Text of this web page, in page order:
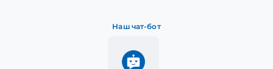
Наш чат-бот